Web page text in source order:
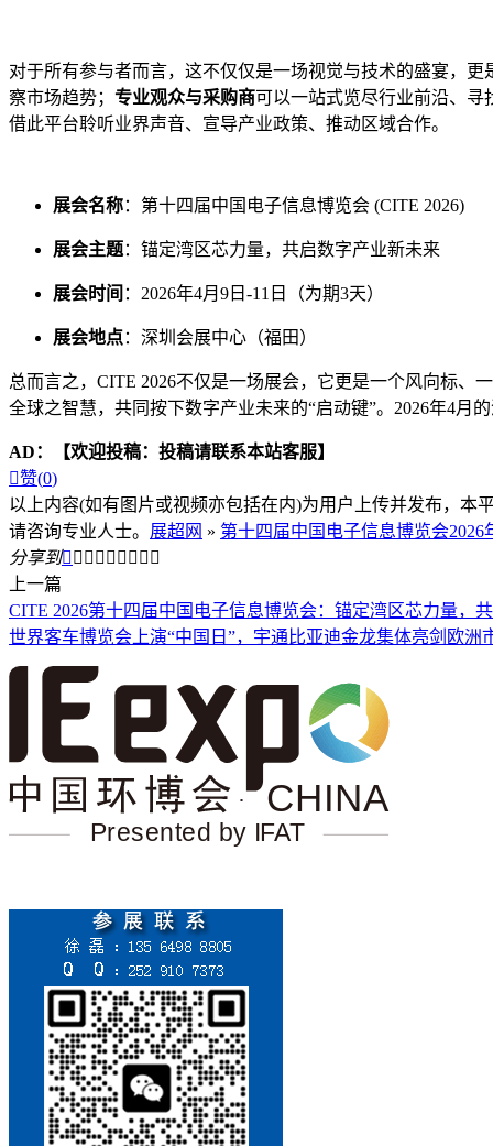
对于所有参与者而言，这不仅仅是一场视觉与技术的盛宴，
察市场趋势； 专业观众与采购商可以一站式览尽行业前沿、寻
借此平台聆听业界声音、宣导产业政策、推动区域合作。
展会名称：第十四届中国电子信息博览会 (CITE 2026)
展会主题：锚定湾区芯力量，共启数字产业新未来
展会时间 ：2026年4月9日-11日（为期3天）
展会地点：深圳会展中心（福田）
总而言之，CITE 2026不仅是一场展会，它更是一个风向标、
全球之智慧，共同按下数字产业未来的“启动键”。2026年4
AD：
【欢迎投稿：投稿请联系本站客服】
赞(0)
以上内容(如有图片或视频亦包括在内)为用户上传并发布，本
请咨询专业人士。 展超网 » 第十四届中国电子信息博览会
分享到        
上一篇
CITE 2026第十四届中国电子信息博览会：锚定湾区芯力量，
世界客车博览会上演“中国日”，宇通比亚迪金龙集体亮剑欧洲